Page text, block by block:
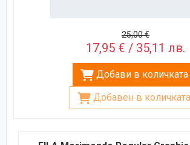
25,00 €
17,95 € / 35,11 лв.
Добави в количката
Добавен в количката